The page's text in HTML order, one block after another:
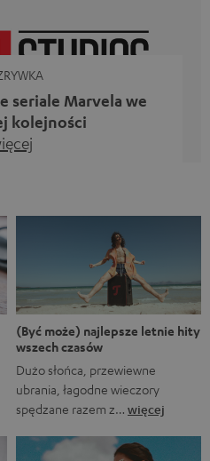
Muzyka ma przecież o
seriale Marvela we
kolejności
którym rozgrywane są
Oczywiście fani Marvela
pierwsze trzy tytuły to filmy
to tytuły obecnych lub
seriali. […]
(Być może) najlepsze letnie hity
wszech czasów
Dużo słońca, przewiewne
ubrania, łagodne wieczory
spędzane razem z… więcej